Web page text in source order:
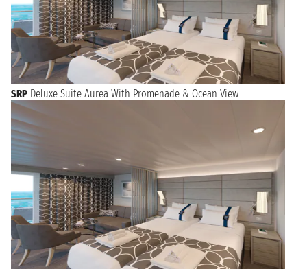
SRP Deluxe Suite Aurea With Promenade & Ocean View